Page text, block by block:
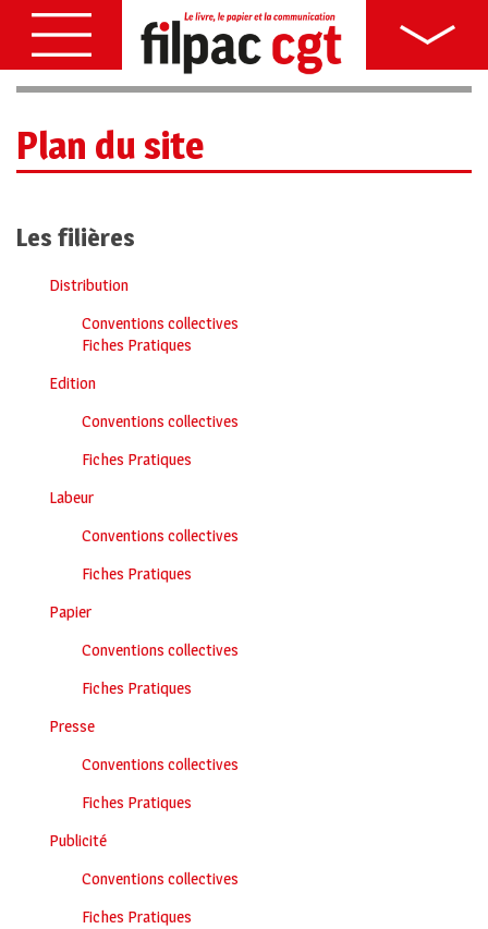
Plan du site
Les filières
Distribution
Conventions collectives
Fiches Pratiques
Edition
Conventions collectives
Fiches Pratiques
Labeur
Conventions collectives
Fiches Pratiques
Papier
Conventions collectives
Fiches Pratiques
Presse
Conventions collectives
Fiches Pratiques
Publicité
Conventions collectives
Fiches Pratiques